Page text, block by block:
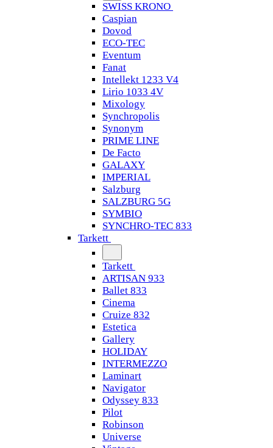
SWISS KRONO
Caspian
Dovod
ECO-TEC
Eventum
Fanat
Intellekt 1233 V4
Lirio 1033 4V
Mixology
Synchropolis
Synonym
PRIME LINE
De Facto
GALAXY
IMPERIAL
Salzburg
SALZBURG 5G
SYMBIO
SYNCHRO-TEC 833
Tarkett
Tarkett
ARTISAN 933
Ballet 833
Cinema
Cruize 832
Estetica
Gallery
HOLIDAY
INTERMEZZO
Laminart
Navigator
Odyssey 833
Pilot
Robinson
Universe